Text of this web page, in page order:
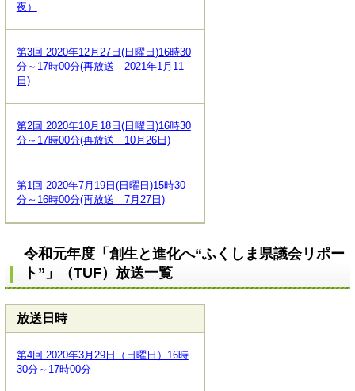
夜）
第3回 2020年12月27日(日曜日)16時30
分～17時00分(再放送 2021年1月11
日)
第2回 2020年10月18日(日曜日)16時30
分～17時00分(再放送 10月26日)
第1回 2020年7月19日(日曜日)15時30
分～16時00分(再放送 7月27日)
令和元年度「創生と進化へ“ふくしま県議会リポー
ト”」（TUF）放送一覧
放送日時
第4回 2020年3月29日（日曜日）16時
30分～17時00分